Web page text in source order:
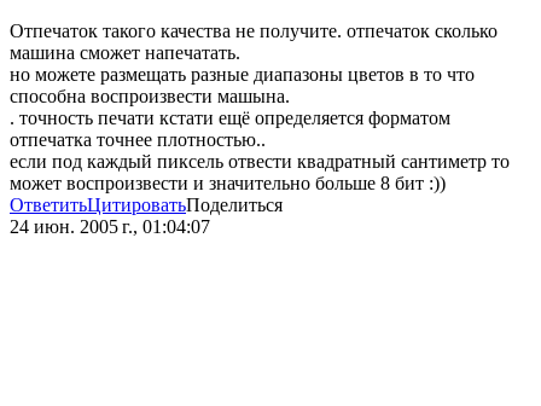
Отпечаток такого качества не получите. отпечаток сколько
машина сможет напечатать.
но можете размещать разные диапазоны цветов в то что
способна воспроизвести машына.
. точность печати кстати ещё определяется форматом
отпечатка точнее плотностью..
если под каждый пиксель отвести квадратный сантиметр то
может воспроизвести и значительно больше 8 бит :))
ОтветитьЦитироватьПоделиться
24 июн. 2005 г., 01:04:07